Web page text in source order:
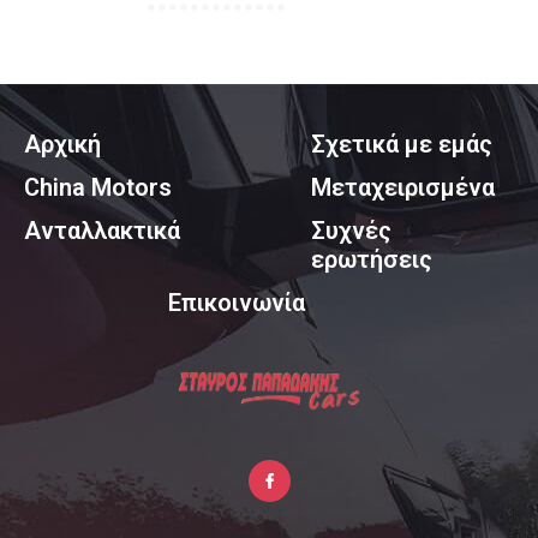
Αρχική
Σχετικά με εμάς
China Motors
Μεταχειρισμένα
Ανταλλακτικά
Συχνές
ερωτήσεις
Επικοινωνία